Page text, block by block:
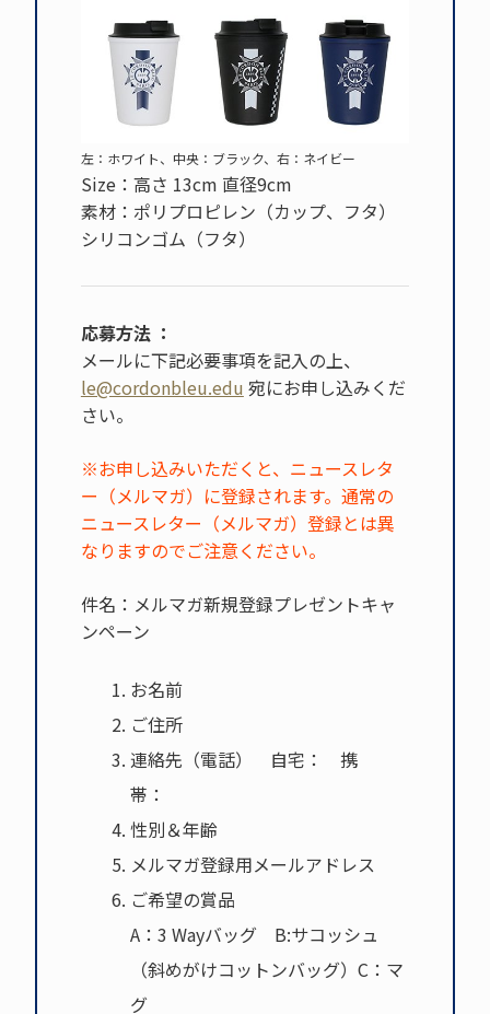
左：ホワイト、中央：ブラック、右：ネイビー
Size：高さ 13cm 直径9cm
素材：ポリプロピレン（カップ、フタ）
シリコンゴム（フタ）
応募方法 ：
メールに下記必要事項を記入の上、
le@cordonbleu.edu 宛にお申し込みくだ
さい。
※お申し込みいただくと、ニュースレタ
ー（メルマガ）に登録されます。通常の
ニュースレター（メルマガ）登録とは異
なりますのでご注意ください。
件名：メルマガ新規登録プレゼントキャ
ンペーン
お名前
ご住所
連絡先（電話） 自宅： 携
帯：
性別＆年齢
メルマガ登録用メールアドレス
ご希望の賞品
A：3 Wayバッグ B:サコッシュ
（斜めがけコットンバッグ）C：マ
グ